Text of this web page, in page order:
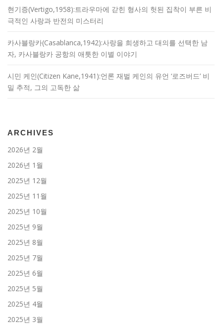
현기증(Vertigo,1958):트라우마에 갇힌 형사의 헛된 집착이 부른 비
극적인 사랑과 반전의 미스터리
카사블랑카(Casablanca,1942):사랑을 희생하고 대의를 선택한 남
자, 카사블랑카 공항의 애틋한 이별 이야기
시민 케인(Citizen Kane,1941):언론 재벌 케인의 유언 ‘로즈버드’ 비
밀 추적, 그의 고독한 삶
ARCHIVES
2026년 2월
2026년 1월
2025년 12월
2025년 11월
2025년 10월
2025년 9월
2025년 8월
2025년 7월
2025년 6월
2025년 5월
2025년 4월
2025년 3월